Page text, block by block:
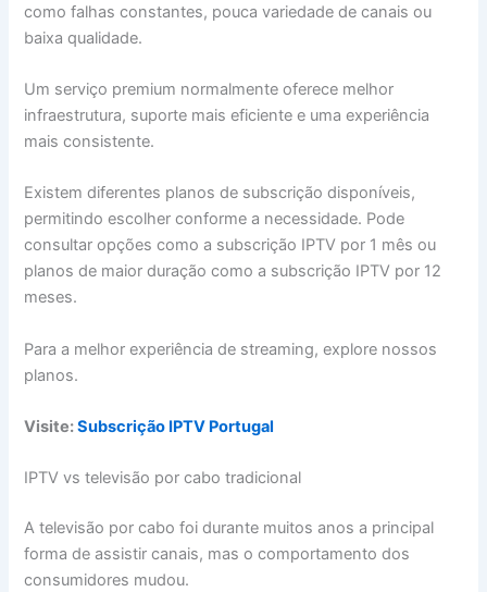
como falhas constantes, pouca variedade de canais ou
baixa qualidade.
Um serviço premium normalmente oferece melhor
infraestrutura, suporte mais eficiente e uma experiência
mais consistente.
Existem diferentes planos de subscrição disponíveis,
permitindo escolher conforme a necessidade. Pode
consultar opções como a subscrição IPTV por 1 mês ou
planos de maior duração como a subscrição IPTV por 12
meses.
Para a melhor experiência de streaming, explore nossos
planos.
Visite:Subscrição IPTV Portugal
IPTV vs televisão por cabo tradicional
A televisão por cabo foi durante muitos anos a principal
forma de assistir canais, mas o comportamento dos
consumidores mudou.